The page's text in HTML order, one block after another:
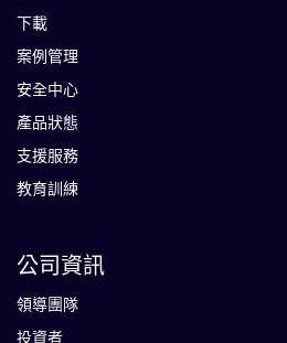
下載
案例管理
安全中心
產品狀態
支援服務
教育訓練
公司資訊
領導團隊
投資者